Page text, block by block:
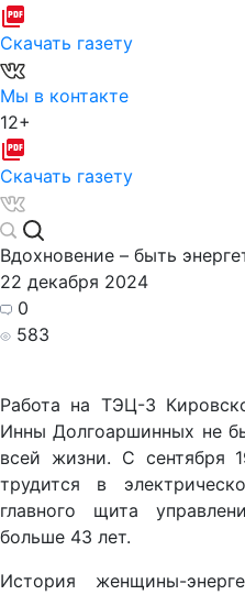
Скачать газету
Мы в контакте
12+
Скачать газету
Вдохновение – быть
22 декабря 2024
0
583
Работа на ТЭЦ-3
Инны Долгоаршинных не
всей жизни. С сентября
трудится в
главного щита
больше 43 лет.
История женщины-